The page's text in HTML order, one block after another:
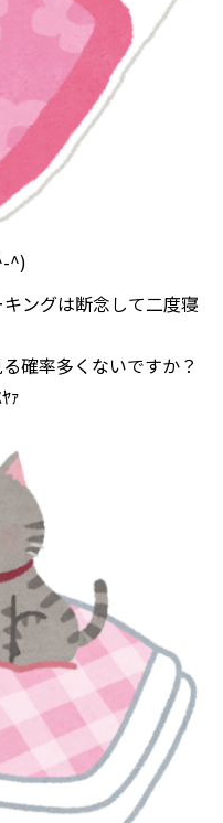
^)
ングは断念して二度寝
確率多くないですか？
ｧ